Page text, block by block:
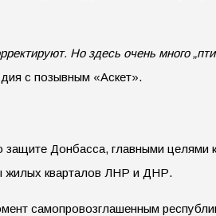
Но здесь очень много
с позывным «Аскет».
Донбасса, главными целями
жилых кварталов ЛНР и ДНР.
самопровозглашенным